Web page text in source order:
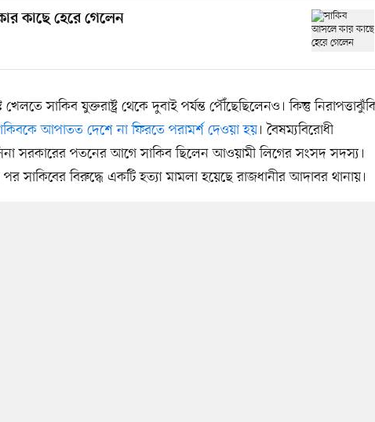
কাছে হেরে গেলেন
খেলতে সাকিব যুক্তরাষ্ট্র থেকে দুবাই পর্যন্ত পৌঁছেছিলেনও। কিন্তু
আপাতত দেশে না ফিরতে পরামর্শ দেওয়া হয়। বৈষম্যবিরোধী
সরকারের পতনের আগে সাকিব ছিলেন আওয়ামী লিগের সংসদ সদস্য।
সাকিবের বিরুদ্ধে একটি হত্যা মামলা হয়েছে রাজধানীর আদাবর থানায়।